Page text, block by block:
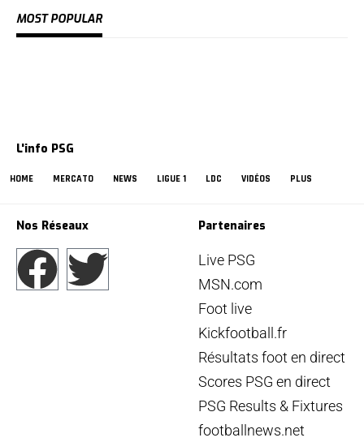
MOST POPULAR
L'info PSG
HOME MERCATO NEWS LIGUE 1 LDC VIDÉOS PLUS
Nos Réseaux Partenaires
Live PSG
MSN.com
Foot live
Kickfootball.fr
Résultats foot en direct
Scores PSG en direct
PSG Results & Fixtures
footballnews.net